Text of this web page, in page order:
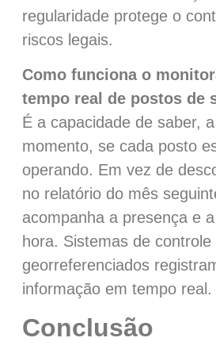
regularidade protege o
riscos legais.
Como funciona o
tempo real de postos de
É a capacidade de saber,
momento, se cada posto
operando. Em vez de
no relatório do mês
acompanha a presença e
hora. Sistemas de
georreferenciados
informação em tempo real.
Conclusão